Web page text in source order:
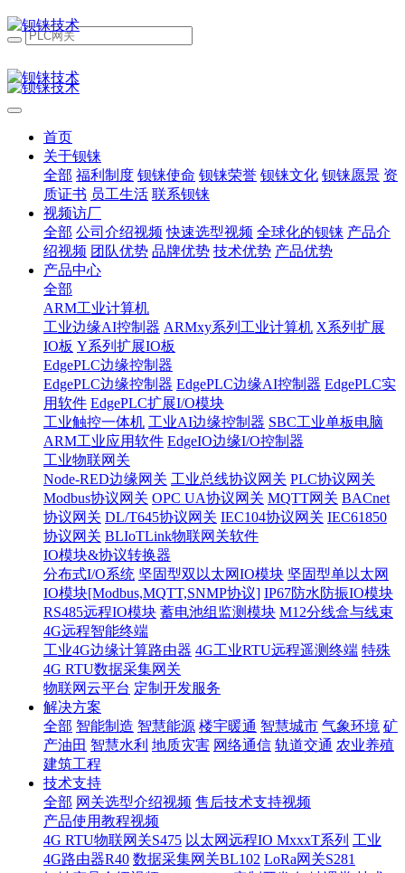
首页
关于钡铼
全部 福利制度 钡铼使命 钡铼荣誉 钡铼文化 钡铼愿景 资
质证书 员工生活 联系钡铼
视频访厂
全部 公司介绍视频 快速选型视频 全球化的钡铼 产品介
绍视频 团队优势 品牌优势 技术优势 产品优势
产品中心
全部
ARM工业计算机
工业边缘AI控制器 ARMxy系列工业计算机 X系列扩展
IO板 Y系列扩展IO板
EdgePLC边缘控制器
EdgePLC边缘控制器 EdgePLC边缘AI控制器 EdgePLC实
用软件 EdgePLC扩展I/O模块
工业触控一体机 工业AI边缘控制器 SBC工业单板电脑
ARM工业应用软件 EdgeIO边缘I/O控制器
工业物联网关
Node-RED边缘网关 工业总线协议网关 PLC协议网关
Modbus协议网关 OPC UA协议网关 MQTT网关 BACnet
协议网关 DL/T645协议网关 IEC104协议网关 IEC61850
协议网关 BLIoTLink物联网关软件
IO模块&协议转换器
分布式I/O系统 坚固型双以太网IO模块 坚固型单以太网
IO模块[Modbus,MQTT,SNMP协议] IP67防水防振IO模块
RS485远程IO模块 蓄电池组监测模块 M12分线盒与线束
4G远程智能终端
工业4G边缘计算路由器 4G工业RTU远程遥测终端 特殊
4G RTU数据采集网关
物联网云平台 定制开发服务
解决方案
全部 智能制造 智慧能源 楼宇暖通 智慧城市 气象环境 矿
产油田 智慧水利 地质灾害 网络通信 轨道交通 农业养殖
建筑工程
技术支持
全部 网关选型介绍视频 售后技术支持视频
产品使用教程视频
4G RTU物联网关S475 以太网远程IO MxxxT系列 工业
4G路由器R40 数据采集网关BL102 LoRa网关S281